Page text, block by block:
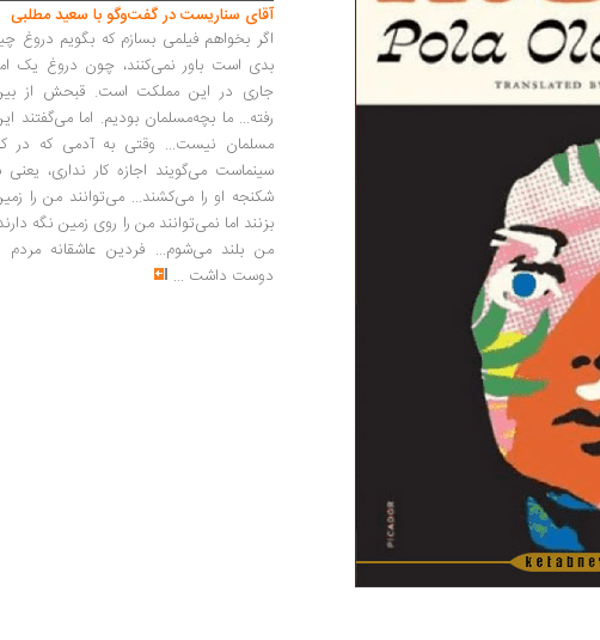
آقای سناریست در گفت‌وگو با سعید مطلبی
اگر بخواهم فیلمی بسازم که بگویم دروغ
بدی است باور نمی‌کنند، چون دروغ یک
جاری در این مملکت است. قبحش از
رفته... ما بچه‌مسلمان بودیم. اما می‌گفتند
مسلمان نیست... وقتی به آدمی که در
سینماست می‌گویند اجازه کار نداری، یعنی
شکنجه او را می‌کشند... می‌توانند من را
بزنند اما نمی‌توانند من را روی زمین نگه
من بلند می‌شوم... فردین عاشقانه مردم
دوست داشت ...